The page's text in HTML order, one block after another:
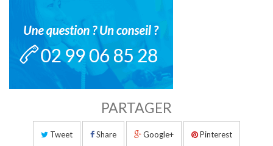
PARTAGER
Tweet Share Google+ Pinterest